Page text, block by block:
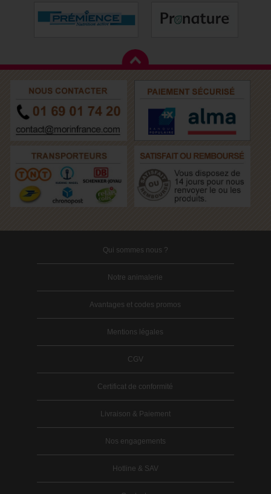
Qui sommes nous ?
Notre animalerie
Avantages et codes promos
Mentions légales
CGV
Certificat de conformité
Livraison & Paiement
Nos engagements
Hotline & SAV